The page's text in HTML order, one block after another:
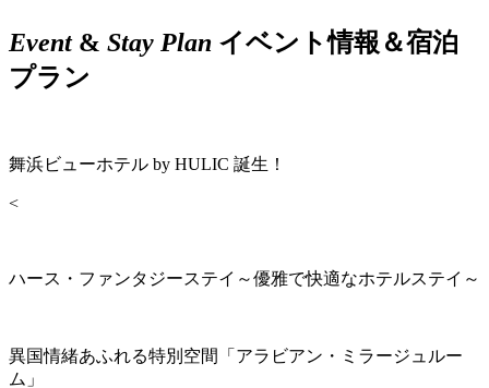
Event& Stay Plan イベント情報＆宿泊
プラン
舞浜ビューホテル by HULIC 誕生！
<
ハース・ファンタジーステイ～優雅で快適なホテルステイ～
異国情緒あふれる特別空間「アラビアン・ミラージュルー
ム」